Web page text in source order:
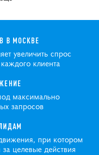
В МОСКВЕ
увеличить спрос
клиента
максимально
запросов
при котором
целевые действия